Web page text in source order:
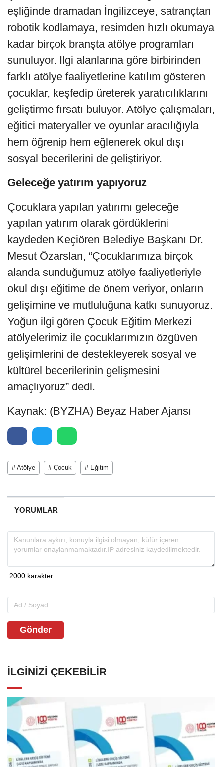
eşliğinde dramadan İngilizceye, satrançtan
robotik kodlamaya, resimden hızlı okumaya
kadar birçok branşta atölye programları
sunuluyor. İlgi alanlarına göre birbirinden
farklı atölye faaliyetlerine katılım gösteren
çocuklar, keşfedip üreterek yaratıcılıklarını
geliştirme fırsatı buluyor. Atölye çalışmaları,
eğitici materyaller ve oyunlar aracılığıyla
hem öğrenip hem eğlenerek okul dışı
sosyal becerilerini de geliştiriyor.
Geleceğe yatırım yapıyoruz
Çocuklara yapılan yatırımı geleceğe
yapılan yatırım olarak gördüklerini
kaydeden Keçiören Belediye Başkanı Dr.
Mesut Özarslan, “Çocuklarımıza birçok
alanda sunduğumuz atölye faaliyetleriyle
okul dışı eğitime de önem veriyor, onların
gelişimine ve mutluluğuna katkı sunuyoruz.
Yoğun ilgi gören Çocuk Eğitim Merkezi
atölyelerimiz ile çocuklarımızın özgüven
gelişimlerini de destekleyerek sosyal ve
kültürel becerilerinin gelişmesini
amaçlıyoruz” dedi.
Kaynak: (BYZHA) Beyaz Haber Ajansı
# Atölye # Çocuk # Eğitim
YORUMLAR
Gönder
İLGINIZI ÇEKEBILIR